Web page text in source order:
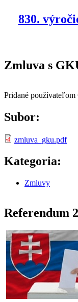
830.
Zmluva s
Pridané používateľom
Subor:
zmluva_gku.pdf
Kategoria:
Zmluvy
Referendum